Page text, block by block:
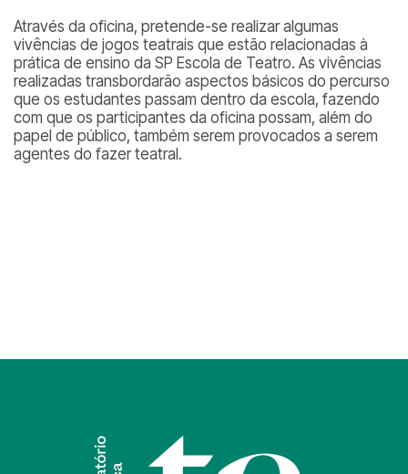
Através da oficina, pretende-se realizar algumas
vivências de jogos teatrais que estão relacionadas à
prática de ensino da SP Escola de Teatro. As vivências
realizadas transbordarão aspectos básicos do percurso
que os estudantes passam dentro da escola, fazendo
com que os participantes da oficina possam, além do
papel de público, também serem provocados a serem
agentes do fazer teatral.